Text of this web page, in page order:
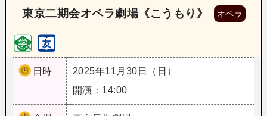
東京二期会オペラ劇場《こうもり》 オペラ
日時
2025年11月30日（日）
開演：14:00